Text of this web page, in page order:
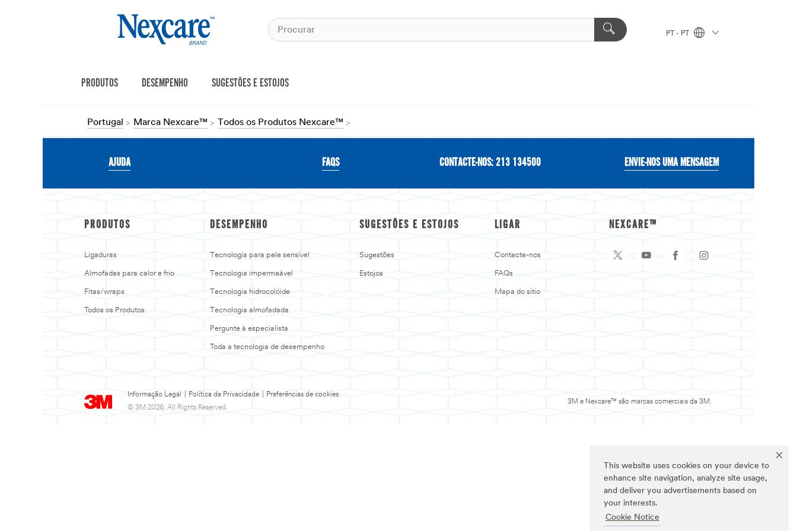
This website uses cookies on your device to
enhance site navigation, analyze site usage,
and deliver you advertisements based on
your interests.
Cookie Notice
PT - PT
PRODUTOS DESEMPENHO SUGESTÕES E ESTOJOS
Portugal Marca Nexcare™ Todos os Produtos Nexcare™
AJUDA FAQS CONTACTE-NOS: 213 134500 ENVIE-NOS UMA MENSAGEM
PRODUTOS
Ligaduras
Almofadas para calor e frio
Fitas/wraps
Todos os Produtos
DESEMPENHO
Tecnologia para pele sensível
Tecnologia impermeável
Tecnologia hidrocolóide
Tecnologia almofadada
Pergunte à especialista
Toda a tecnologia de desempenho
SUGESTÕES E ESTOJOS
Sugestões
Estojos
LIGAR
Contacte-nos
FAQs
Mapa do sitio
Informação Legal Política da Privacidade
Preferências de cookies
© 3M 2026. All Rights Reserved.
NEXCARE™
3M e Nexcare™ são marcas comerciais da 3M.